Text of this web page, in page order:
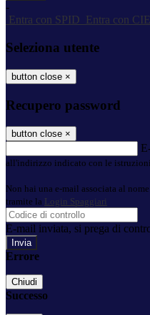
-
Entra con SPID
Entra con CIE
Seleziona utente
button close ×
Recupero password
button close ×
all'indirizzo indicato con le istruzioni
Non hai una e-mail associata al
tramite la Login Spaggiari
E-mail inviata, si prega di
Errore
Chiudi
Successo